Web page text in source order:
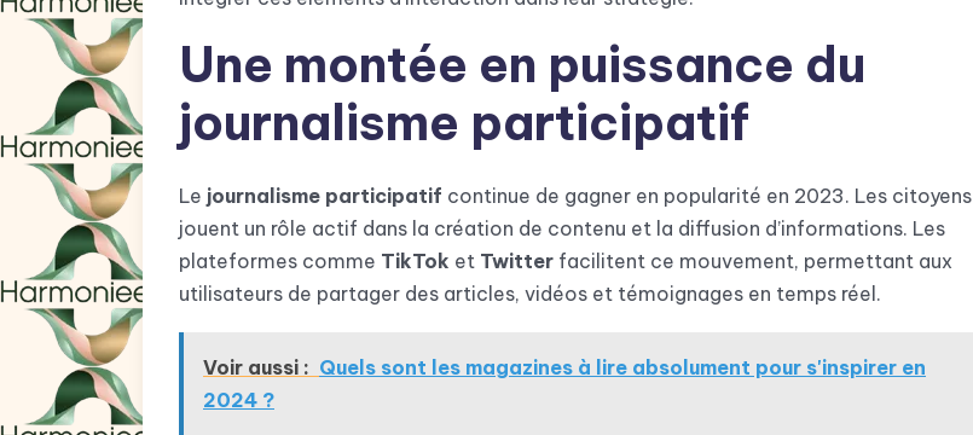
Une montée en puissance du
journalisme participatif
Le journalisme participatif continue de gagner en popularité en 2023. Les citoyens
jouent un rôle actif dans la création de contenu et la diffusion d’informations. Les
plateformes comme TikTok et Twitter facilitent ce mouvement, permettant aux
utilisateurs de partager des articles, vidéos et témoignages en temps réel.
Voir aussi : Quels sont les magazines à lire absolument pour s'inspirer en
2024 ?